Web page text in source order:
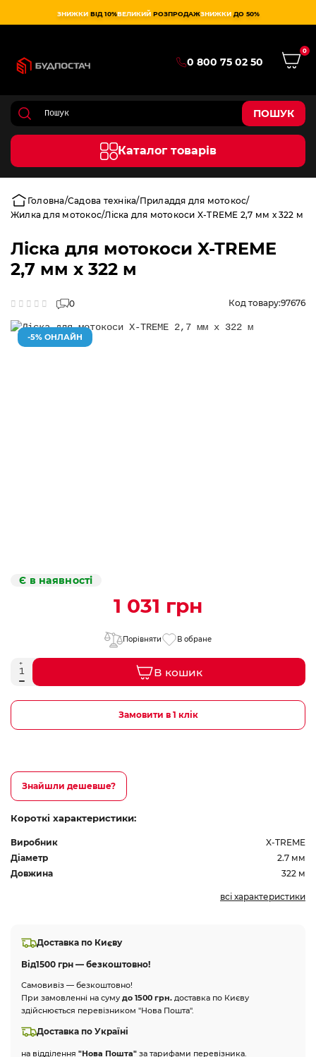
ЗНИЖКИ ВІД 10%ВЕЛИКИЙ РОЗПРОДАЖЗНИЖКИ ДО 50%
0 800 75 02 50
0
ПОШУК
Каталог товарів
Головна Садова техніка Приладдя для мотокос
Жилка для мотокос Ліска для мотокоси X-TREME 2,7 мм х 322 м
Ліска для мотокоси X-TREME
2,7 мм х 322 м
0 Код товару:97676
-5% ОНЛАЙН
Є в наявності
1 031 грн
Порівняти В обране
В кошик
Замовити в 1 клік
Знайшли дешевше?
Короткі характеристики:
Виробник
X-TREME
Діаметр
2.7 мм
Довжина
322 м
всі характеристики
Доставка по Києву
Від1500 грн — безкоштовно!
Самовивіз — безкоштовно!
При замовленні на суму до 1500 грн. доставка по Києву
здійснюється перевізником "Нова Пошта".
Доставка по Україні
на відділення "Нова Пошта" за тарифами перевізника.